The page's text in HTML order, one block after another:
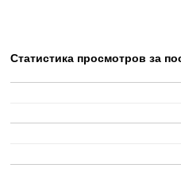
Статистика просмотров за